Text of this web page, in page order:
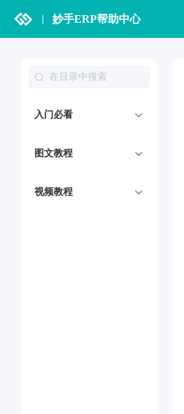
妙手ERP帮助中心
入门必看
图文教程
视频教程